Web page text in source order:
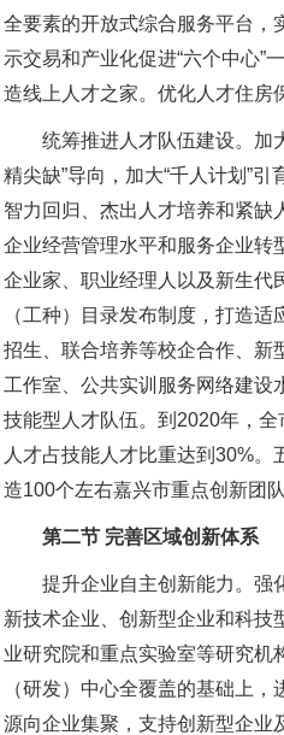
全要素的开放式综合服务平台，
示交易和产业化促进“六个中心”
造线上人才之家。优化人才住房
统筹推进人才队伍建设。加大
精尖缺”导向，加大“千人计划”
智力回归、杰出人才培养和紧缺
企业经营管理水平和服务企业转
企业家、职业经理人以及新生代
（工种）目录发布制度，打造
招生、联合培养等校企合作、新
工作室、公共实训服务网络建设
技能型人才队伍。到2020年，
人才占技能人才比重达到30%
造100个左右嘉兴市重点创新团队
第二节 完善区域创新体系
提升企业自主创新能力。强化
新技术企业、创新型企业和科技
业研究院和重点实验室等研究机
（研发）中心全覆盖的基础上
源向企业集聚，支持创新型企业